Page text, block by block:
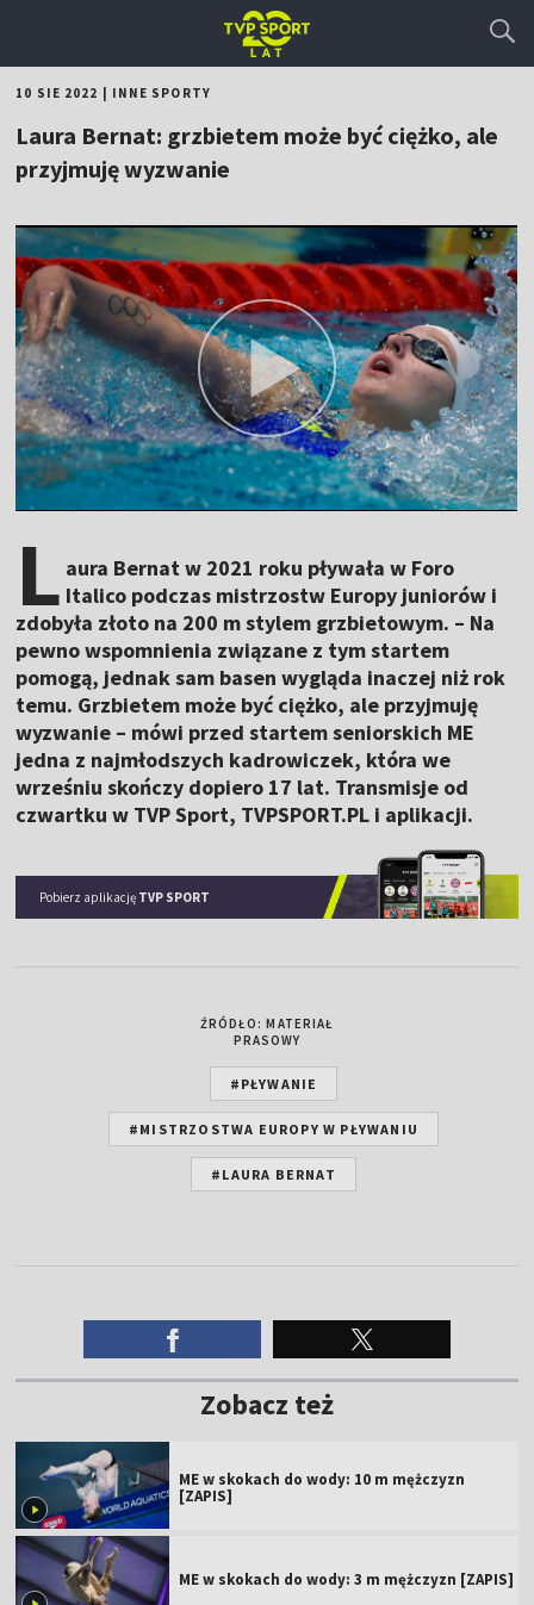
10 SIE 2022 INNE SPORTY
Laura Bernat: grzbietem może być ciężko, ale
przyjmuję wyzwanie
L aura Bernat w 2021 roku pływała w Foro
Italico podczas mistrzostw Europy juniorów i
zdobyła złoto na 200 m stylem grzbietowym. – Na
pewno wspomnienia związane z tym startem
pomogą, jednak sam basen wygląda inaczej niż rok
temu. Grzbietem może być ciężko, ale przyjmuję
wyzwanie – mówi przed startem seniorskich ME
jedna z najmłodszych kadrowiczek, która we
wrześniu skończy dopiero 17 lat. Transmisje od
czwartku w TVP Sport, TVPSPORT.PL i aplikacji.
Pobierz aplikację TVP SPORT
ŹRÓDŁO: MATERIAŁ
PRASOWY
#PŁYWANIE
#MISTRZOSTWA EUROPY W PŁYWANIU
#LAURA BERNAT
Zobacz też
ME w skokach do wody: 10 m mężczyzn
[ZAPIS]
ME w skokach do wody: 3 m mężczyzn [ZAPIS]